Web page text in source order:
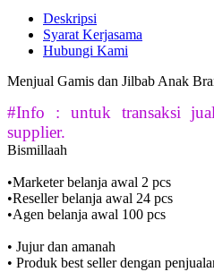
Deskripsi
Syarat Kerjasama
Hubungi Kami
Menjual Gamis dan Jilbab Anak
#Info : untuk transaksi
supplier.
Bismillaah
•Marketer belanja awal 2 pcs
•Reseller belanja awal 24 pcs
•Agen belanja awal 100 pcs
• Jujur dan amanah
• Produk best seller dengan